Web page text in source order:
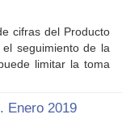
cifras del Producto
seguimiento de la
limitar la toma
Enero 2019